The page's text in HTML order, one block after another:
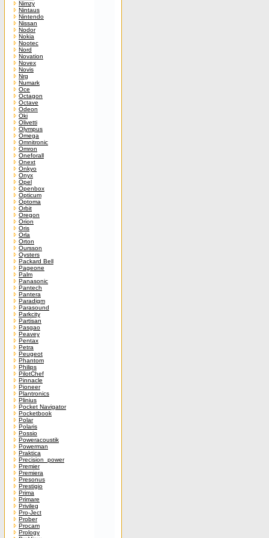
Nimzy
Nintaus
Nintendo
Nissan
Nodor
Nokia
Nootec
Nord
Novation
Novex
Novis
Nrg
Numark
Oce
Octagon
Octave
Odeon
Oki
Olivetti
Olympus
Omega
Omnitronic
Omron
Oneforall
Onext
Onkyo
Onyx
Opel
Openbox
Opticum
Optoma
Orbit
Oregon
Orion
Oris
Orla
Orton
Oursson
Oysters
Packard Bell
Pageone
Palm
Panasonic
Pantech
Pantera
Paradigm
Parasound
Parkcity
Partisan
Pasgao
Peavey
Pentax
Petra
Peugeot
Phantom
Philips
PilotChef
Pinnacle
Pioneer
Plantronics
Plinius
Pocket Navigator
Pocketbook
Polar
Polaris
Possio
Poweracoustik
Powerman
Praktica
Precision_power
Premier
Premiera
Presonus
Prestigio
Prima
Primare
Privileg
Pro-Ject
Prober
Procam
Prology